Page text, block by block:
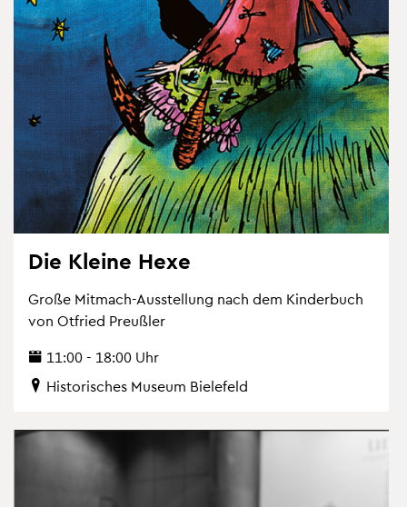
Die Klei­ne Hexe
Große Mit­mach-Aus­stel­lung nach dem Kin­der­buch
von Ot­fried Preu­ß­ler
11:00 - 18:00 Uhr
His­to­ri­sches Mu­se­um Bie­le­feld